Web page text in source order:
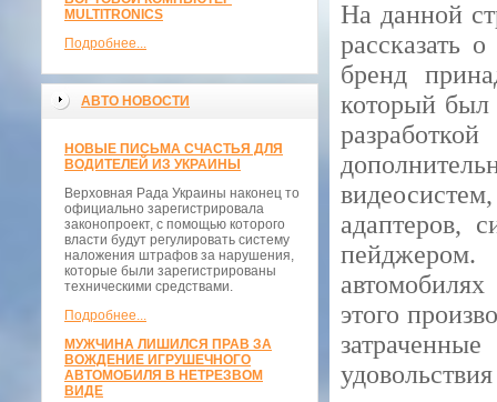
MULTITRONICS
Подробнее...
АВТО НОВОСТИ
НОВЫЕ ПИСЬМА СЧАСТЬЯ ДЛЯ
ВОДИТЕЛЕЙ ИЗ УКРАИНЫ
Верховная Рада Украины наконец то
официально зарегистрировала
законопроект, с помощью которого
власти будут регулировать систему
наложения штрафов за нарушения,
которые были зарегистрированы
техническими средствами.
Подробнее...
МУЖЧИНА ЛИШИЛСЯ ПРАВ ЗА
ВОЖДЕНИЕ ИГРУШЕЧНОГО
АВТОМОБИЛЯ В НЕТРЕЗВОМ
ВИДЕ
На данной
рассказать
бренд
который был
адаптеров,
этого